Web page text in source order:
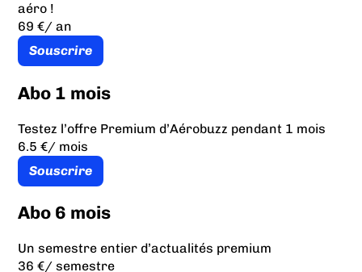
aéro !
69 €/ an
Souscrire
Abo 1 mois
Testez l’offre Premium d’Aérobuzz pendant 1 mois
6.5 €/ mois
Souscrire
Abo 6 mois
Un semestre entier d’actualités premium
36 €/ semestre